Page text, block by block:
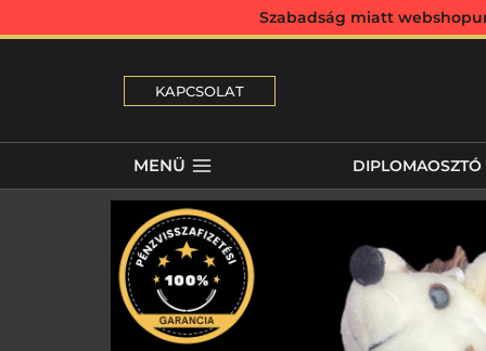
Szabadság miatt
KAPCSOLAT
MENÜ DIPLOMAOSZTÓ